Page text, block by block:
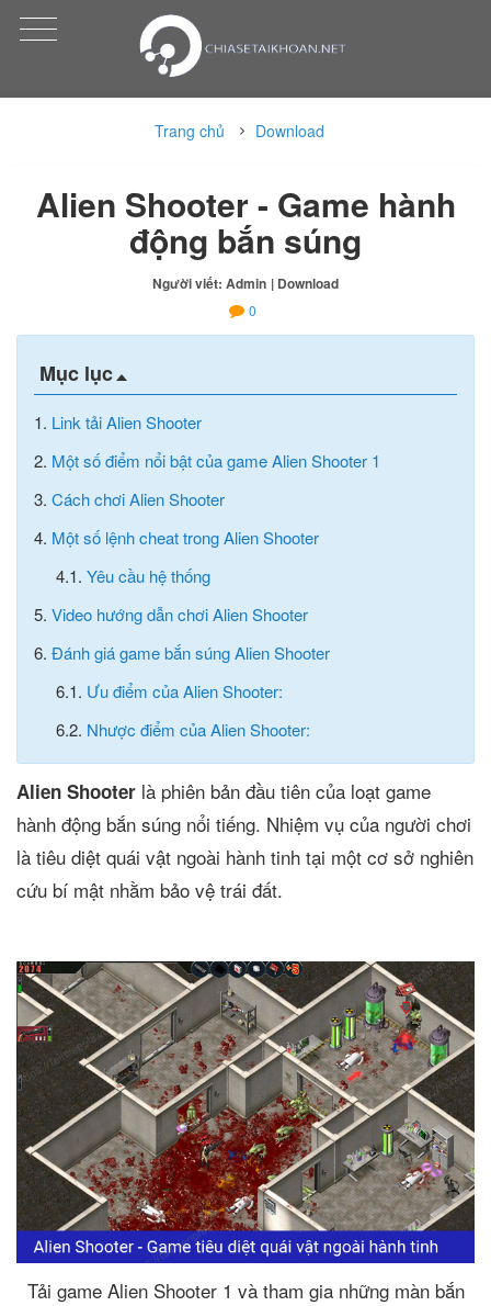
Trang chủ Download
Alien Shooter - Game hành
động bắn súng
Người viết: Admin | Download
0
Mục lục
1. Link tải Alien Shooter
2. Một số điểm nổi bật của game Alien Shooter 1
3. Cách chơi Alien Shooter
4. Một số lệnh cheat trong Alien Shooter
4.1. Yêu cầu hệ thống
5. Video hướng dẫn chơi Alien Shooter
6. Đánh giá game bắn súng Alien Shooter
6.1. Ưu điểm của Alien Shooter:
6.2. Nhược điểm của Alien Shooter:
Alien Shooter là phiên bản đầu tiên của loạt game
hành động bắn súng nổi tiếng. Nhiệm vụ của người chơi
là tiêu diệt quái vật ngoài hành tinh tại một cơ sở nghiên
cứu bí mật nhằm bảo vệ trái đất.
Tải game Alien Shooter 1 và tham gia những màn bắn